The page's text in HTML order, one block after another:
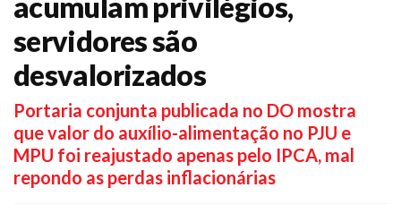
servidores são
desvalorizados
Portaria conjunta publicada no DO mostra
que valor do auxílio-alimentação no PJU e
MPU foi reajustado apenas pelo IPCA, mal
repondo as perdas inflacionárias
Casa do Alto
Sede Campestre
Nossos Convênios
Gympass Wellhub
Seguro Auto
Plano de Saúde
Assistência Funeral